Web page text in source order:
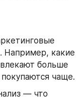
Например, какие
больше
чаще.
— что